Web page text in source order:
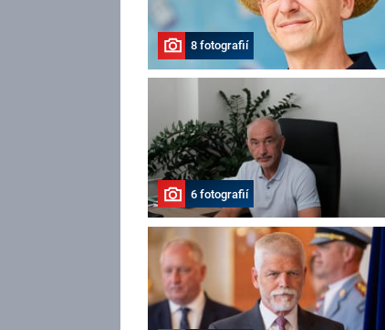
8 fotografií
6 fotografií